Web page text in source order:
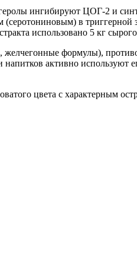
ингибируют ЦОГ-2 и
в триггерной
использовано 5 кг
желчегонные формулы),
активно используют
цвета с характерным